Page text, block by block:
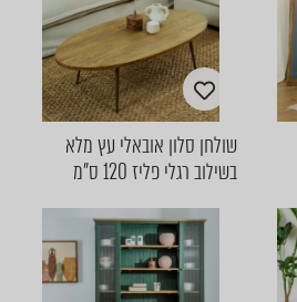
שולחן סלון אובאלי עץ מלא
בשילוב רגלי פליז 120 ס"מ